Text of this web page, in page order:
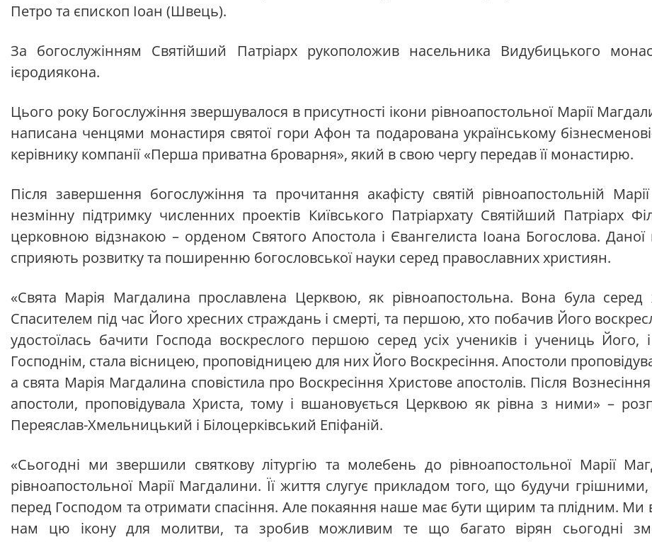
Петро та єпископ Іоан (Швець).
За богослужінням Святійший Патріарх рукоположив насельника Видубицького
ієродиякона.
Цього року Богослужіння звершувалося в присутності ікони рівноапостольної Марії
написана ченцями монастиря святої гори Афон та подарована українському
керівнику компанії «Перша приватна броварня», який в свою чергу передав її монастирю.
Після завершення богослужіння та прочитання акафісту святій рівноапостольній
незмінну підтримку численних проектів Київського Патріархату Святійший
церковною відзнакою – орденом Святого Апостола і Євангелиста Іоана Богослова. Даної
сприяють розвитку та поширенню богословської науки серед православних християн.
«Свята Марія Магдалина прославлена Церквою, як рівноапостольна. Вона була серед
Спасителем під час Його хресних страждань і смерті, та першою, хто побачив Його
удостоїлась бачити Господа воскреслого першою серед усіх учеників і учениць
Господнім, стала вісницею, проповідницею для них Його Воскресіння. Апостоли
а свята Марія Магдалина сповістила про Воскресіння Христове апостолів. Після
апостоли, проповідувала Христа, тому і вшановується Церквою як рівна з ними» –
Переяслав-Хмельницький і Білоцерківський Епіфаній.
«Сьогодні ми звершили святкову літургію та молебень до рівноапостольної Марії
рівноапостольної Марії Магдалини. Її життя слугує прикладом того, що будучи
перед Господом та отримати спасіння. Але покаяння наше має бути щирим та плідним.
нам цю ікону для молитви, та зробив можливим те що багато вірян сьогодні